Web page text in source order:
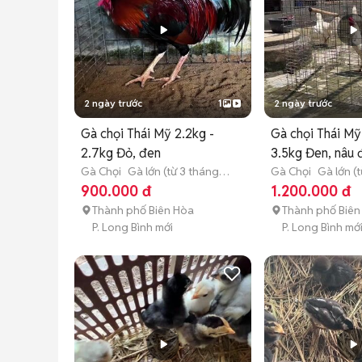
2 ngày trước 1
Gà chọi Thái Mỹ 2.2kg -
2.7kg Đỏ, đen
Gà Chọi Gà lớn (từ 3 tháng
tuổi)
900.000 đ
Thành phố Biên Hòa
P. Long Bình mới
2 ngày trước
Gà chọi Thái
3.5kg Đen, nâu
Gà Chọi Gà lớn
tuổi)
1.200.000 đ
Thành phố
P. Long Bình mới